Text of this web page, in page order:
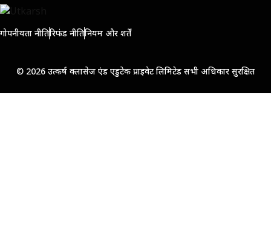
गोपनीयता नीतिरिफंड नीतिनियम और शर्तें
© 2026 उत्कर्ष क्लासेज एंड एडुटेक प्राइवेट लिमिटेड सभी अधिकार सुरक्षित